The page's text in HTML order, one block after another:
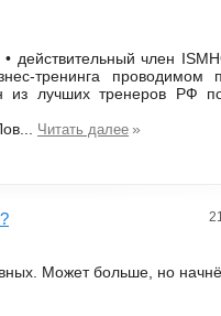
действительный член
тренинга проводимом
лучших тренеров РФ по
Читать далее »
Может больше, но